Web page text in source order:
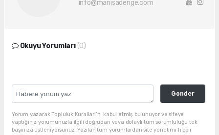
info@manisadenge.com
Okuyu Yorumları (0)
Gonder
Yorum yazarak Topluluk Kuralları’nı kabul etmiş bulunuyor ve siteye
yaptığınız yorumunuzla ilgili doğrudan veya dolaylı tüm sorumluluğu tek
başınıza üstleniyorsunuz. Yazılan tüm yorumlardan site yönetimi hiçbir